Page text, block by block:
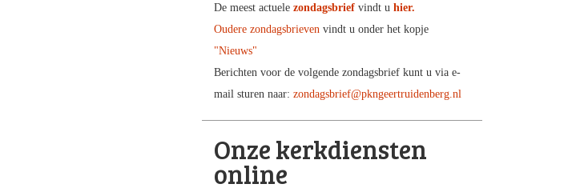
De meest actuele zondagsbrief vindt u hier.
Oudere zondagsbrieven vindt u onder het kopje
"Nieuws"
Berichten voor de volgende zondagsbrief kunt u via e-
mail sturen naar: zondagsbrief@pkngeertruidenberg.nl
Onze kerkdiensten
online